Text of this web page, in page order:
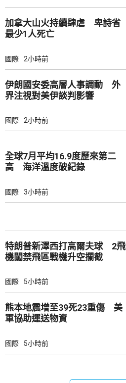
加拿大山火持續肆虐 卑詩省
最少1人死亡
國際 2小時前
伊朗國安委高層人事調動 外
界注視對美伊談判影響
國際 2小時前
全球7月平均16.9度歷來第二
高 海洋溫度破紀錄
國際 3小時前
特朗普新澤西打高爾夫球 2飛
機闖禁飛區戰機升空攔截
國際 5小時前
熊本地震增至39死23重傷 美
軍協助運送物資
國際 5小時前